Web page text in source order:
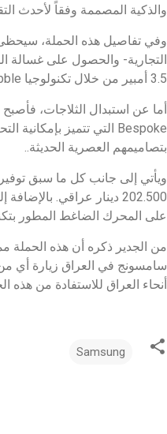
والذكية المصممة وفقاً لأحدث
وفي تفاصيل هذه الحملة، سيحظى
3.5 أمبير من خلال تكنولوجيا Eco Bubble.
أما عن استبدال الثلاجات،
بتصاميمهم العصرية الحديثة..
ويأتي إلى جانب كل ما سبق
على المحرك الضاغط المطور
سامسونج في العراق زيارة أي
أنحاء العراق للاستفادة من هذه
Samsung